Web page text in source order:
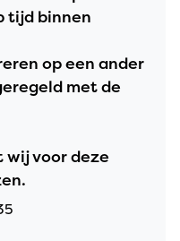
tijd binnen
op een ander
met de
wij voor deze